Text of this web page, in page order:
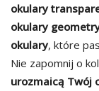
okulary
okulary
okulary, które
Nie zapomnij o
urozmaicą Twój